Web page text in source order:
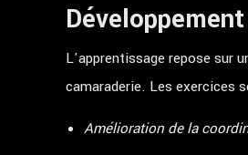
L'apprentissage repose sur
camaraderie. Les exercices
Amélioration de la